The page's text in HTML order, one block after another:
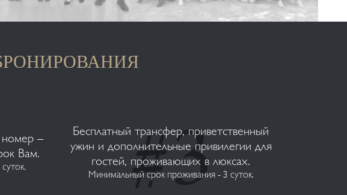
номер –
Вам.
Бесплатный трансфер, приветственный
ужин и дополнительные привилегии для
гостей, проживающих в люксах.
Минимальный срок проживания - 3 суток.